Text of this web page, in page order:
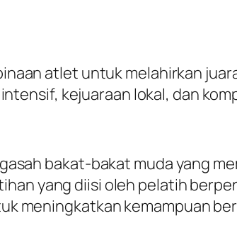
atlet untuk melahirkan
kejuaraan lokal, dan
bakat-bakat muda yang
yang diisi oleh pelatih
meningkatkan kemampuan